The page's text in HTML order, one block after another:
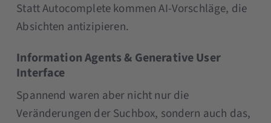
Statt Autocomplete kommen AI-Vorschläge, die
Absichten antizipieren.
Information Agents & Generative User
Interface
Spannend waren aber nicht nur die
Veränderungen der Suchbox, sondern auch das,